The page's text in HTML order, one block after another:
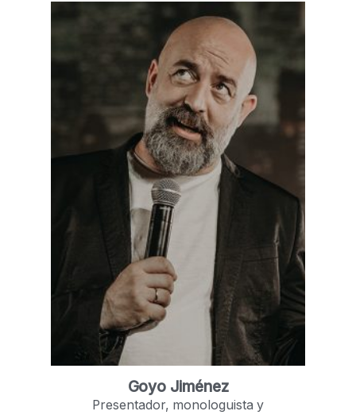
Goyo Jiménez
Presentador, monologuista y